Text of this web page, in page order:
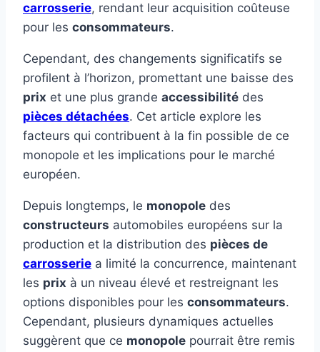
carrosserie, rendant leur acquisition coûteuse
pour les consommateurs.
Cependant, des changements significatifs se
profilent à l’horizon, promettant une baisse des
prix et une plus grande accessibilité des
pièces détachées. Cet article explore les
facteurs qui contribuent à la fin possible de ce
monopole et les implications pour le marché
européen.
Depuis longtemps, le monopole des
constructeurs automobiles européens sur la
production et la distribution des pièces de
carrosserie a limité la concurrence, maintenant
les prix à un niveau élevé et restreignant les
options disponibles pour les consommateurs.
Cependant, plusieurs dynamiques actuelles
suggèrent que ce monopole pourrait être remis